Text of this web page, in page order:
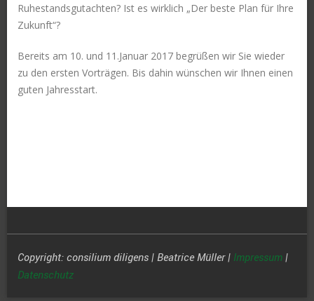
Ruhestandsgutachten? Ist es wirklich „Der beste Plan für Ihre
Zukunft“?
Bereits am 10. und 11.Januar 2017 begrüßen wir Sie wieder
zu den ersten Vorträgen. Bis dahin wünschen wir Ihnen einen
guten Jahresstart.
Copyright: consilium diligens | Beatrice Müller | Impressum |
Datenschutz